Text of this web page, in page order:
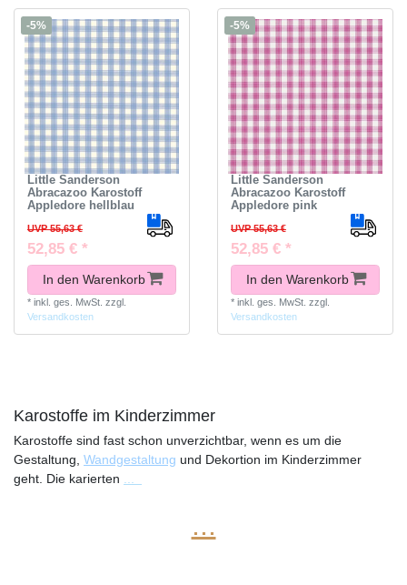
-5%
Little Sanderson
Abracazoo Karostoff
Appledore hellblau
UVP 55,63 €
52,85 € *
In den Warenkorb
* inkl. ges. MwSt. zzgl.
Versandkosten
-5%
Little Sanderson
Abracazoo Karostoff
Appledore pink
UVP 55,63 €
52,85 € *
In den Warenkorb
* inkl. ges. MwSt. zzgl.
Versandkosten
Karostoffe im Kinderzimmer
Karostoffe sind fast schon unverzichtbar, wenn es um die
Gestaltung, Wandgestaltung und Dekortion im Kinderzimmer
geht. Die karierten
...